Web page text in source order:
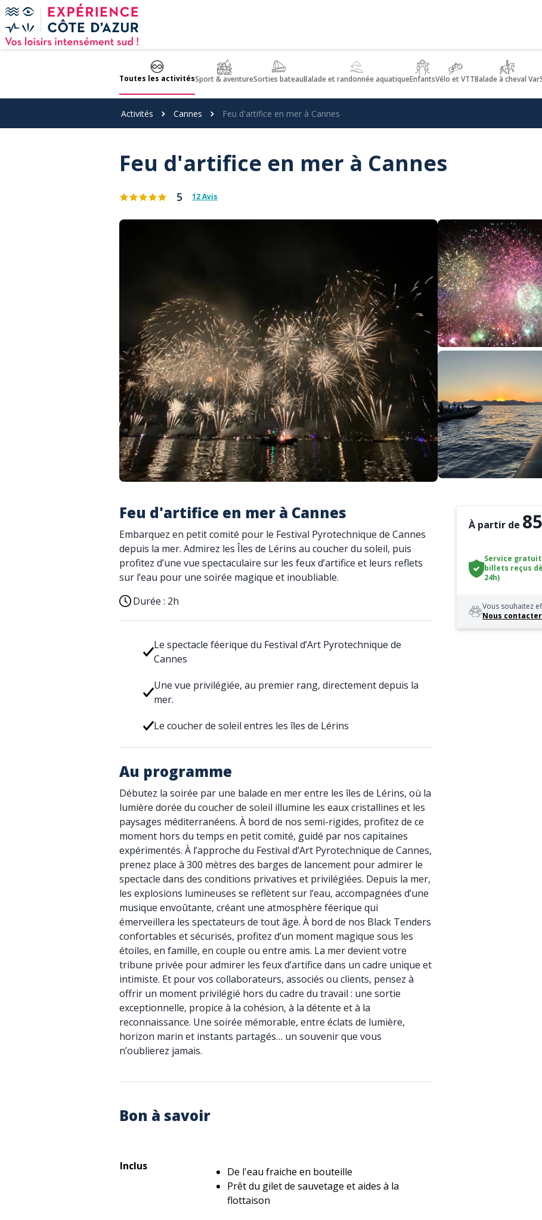
Panneau de gestion des cookies
Toutes les activitésSport & aventureSorties bateauBalade et randonnée aquatiqueEnfantsVélo et VTTBalade à cheval Var
Activités Cannes Feu d'artifice en mer à Cannes
Feu d'artifice en mer à Cannes
5 12 Avis
Feu d'artifice en mer à Cannes
Embarquez en petit comité pour le Festival Pyrotechnique de Cannes
depuis la mer. Admirez les Îles de Lérins au coucher du soleil, puis
profitez d’une vue spectaculaire sur les feux d’artifice et leurs reflets
sur l’eau pour une soirée magique et inoubliable.
Durée : 2h
Le spectacle féerique du Festival d’Art Pyrotechnique de
Cannes
Une vue privilégiée, au premier rang, directement depuis la
mer.
Le coucher de soleil entres les îles de Lérins
Au programme
Débutez la soirée par une balade en mer entre les îles de Lérins, où la
lumière dorée du coucher de soleil illumine les eaux cristallines et les
paysages méditerranéens. À bord de nos semi-rigides, profitez de ce
moment hors du temps en petit comité, guidé par nos capitaines
expérimentés. À l’approche du Festival d’Art Pyrotechnique de Cannes,
prenez place à 300 mètres des barges de lancement pour admirer le
spectacle dans des conditions privatives et privilégiées. Depuis la mer,
les explosions lumineuses se reflètent sur l’eau, accompagnées d’une
musique envoûtante, créant une atmosphère féerique qui
émerveillera les spectateurs de tout âge. À bord de nos Black Tenders
confortables et sécurisés, profitez d’un moment magique sous les
étoiles, en famille, en couple ou entre amis. La mer devient votre
tribune privée pour admirer les feux d’artifice dans un cadre unique et
intimiste. Et pour vos collaborateurs, associés ou clients, pensez à
offrir un moment privilégié hors du cadre du travail : une sortie
exceptionnelle, propice à la cohésion, à la détente et à la
reconnaissance. Une soirée mémorable, entre éclats de lumière,
horizon marin et instants partagés… un souvenir que vous
n’oublierez jamais.
Bon à savoir
Inclus
De l'eau fraiche en bouteille
Prêt du gilet de sauvetage et aides à la
flottaison
À partir de
Service
billets reçus
24h)
Vous souhaitez
Nous contacter